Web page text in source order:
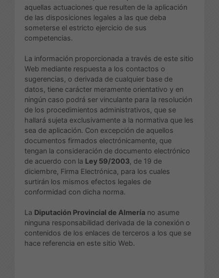
aquellas actuaciones que resulten de la aplicación
de las disposiciones legales a las que deba
someterse el estricto ejercicio de sus
competencias.
La información proporcionada a través de este sitio
Web mediante respuesta a los contactos o
sugerencias, o derivada de cualquier base de
datos, tiene carácter meramente orientativo y en
ningún caso podrá ser vinculante para la resolución
de los procedimientos administrativos, que se
hallará sujeta exclusivamente a la normativa que les
sea de aplicación. Con excepción de aquellos
documentos firmados electrónicamente, que
tengan la consideración de documento electrónico
de acuerdo con la Ley 59/2003, de 19 de
diciembre, Firma Electrónica, para los cuales
surtirán los mismos efectos legales de
conformidad con dicha norma.
La Diputación Provincial de Almería no asume
ninguna responsabilidad derivada de la conexión o
contenidos de los enlaces de terceros a los que se
hace referencia en este sitio Web.